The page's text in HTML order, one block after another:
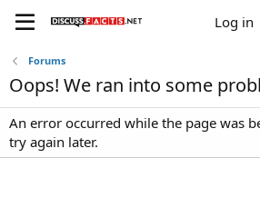
Log in
Forums
Oops! We ran into some
An error occurred while the page was
try again later.